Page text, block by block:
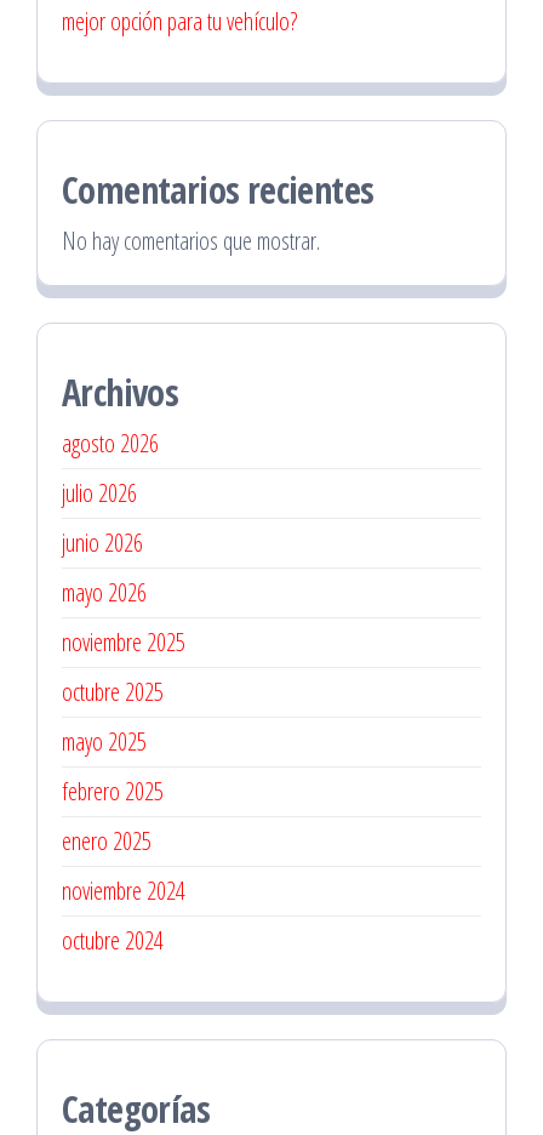
mejor opción para tu vehículo?
Comentarios recientes
No hay comentarios que mostrar.
Archivos
agosto 2026
julio 2026
junio 2026
mayo 2026
noviembre 2025
octubre 2025
mayo 2025
febrero 2025
enero 2025
noviembre 2024
octubre 2024
Categorías